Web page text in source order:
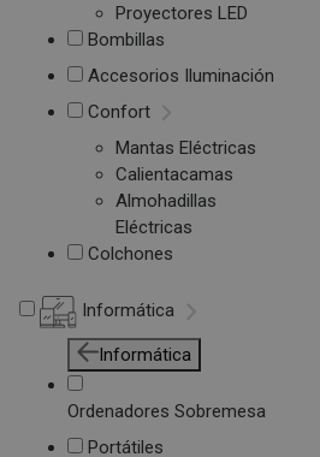
Proyectores LED
Bombillas
Accesorios Iluminación
Confort
Mantas Eléctricas
Calientacamas
Almohadillas
Eléctricas
Colchones
Informática
Informática
Ordenadores Sobremesa
Portátiles